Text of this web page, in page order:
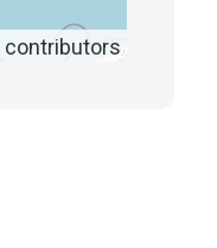
contributors